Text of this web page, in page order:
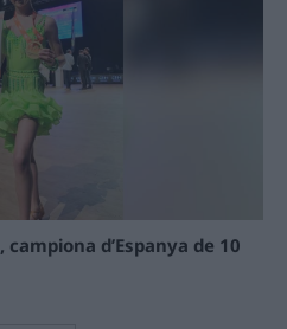
d’Espanya de 10